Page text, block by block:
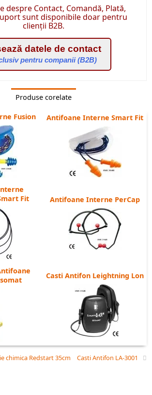
despre Contact, Comandă, Plată,
sunt disponibile doar pentru
clienții B2B.
datele de contact
pentru companii (B2B)
Produse corelate
Fusion Antifoane Interne Smart Fit
Fit
Antifoane Interne PerCap
Casti Antifon Leightning Lon
chimica Redstart 35cm Casti Antifon LA-3001